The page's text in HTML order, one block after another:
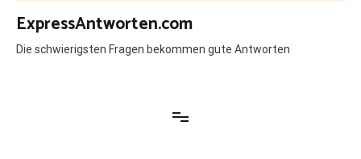
Zum
Inhalt
springen
ExpressAntworten.com
Die schwierigsten Fragen bekommen gute Antworten